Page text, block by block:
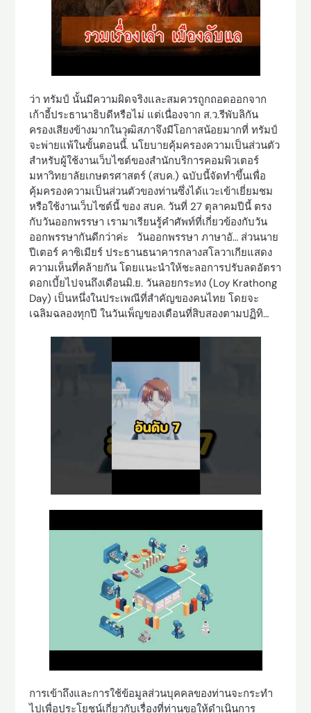
ว่า ทรัมป์ นั้นมีความผิดจริงและสมควรถูกถอดออกจาก
เก้าอี้ประธานาธิบดีหรือไม่ แต่เนื่องจาก ส.ว.รีพับลิกัน
ครองเสียงข้างมากในวุฒิสภาจึงมีโอกาสน้อยมากที่ ทรัมป์
จะพ่ายแพ้ในขั้นตอนนี้. นโยบายคุ้มครองความเป็นส่วนตัว
สำหรับผู้ใช้งานเว็บไซต์ของสำนักบริการคอมพิวเตอร์
มหาวิทยาลัยเกษตรศาสตร์ (สบค.) ฉบับนี้จัดทำขึ้นเพื่อ
คุ้มครองความเป็นส่วนตัวของท่านซึ่งได้แวะเข้าเยี่ยมชม
หรือใช้งานเว็บไซต์นี้ ของ สบค. วันที่ 27 ตุลาคมปีนี้ ตรง
กับวันออกพรรษา เรามาเรียนรู้คำศัพท์ที่เกี่ยวข้องกับวัน
ออกพรรษากันดีกว่าค่ะ วันออกพรรษา ภาษาอั… ส่วนนาย
ปีเตอร์ คาซิเมียร์ ประธานธนาคารกลางสโลวาเกียแสดง
ความเห็นที่คล้ายกัน โดยแนะนำให้ชะลอการปรับลดอัตรา
ดอกเบี้ยไปจนถึงเดือนมิ.ย. วันลอยกระทง (Loy Krathong
Day) เป็นหนึ่งในประเพณีที่สำคัญของคนไทย โดยจะ
เฉลิมฉลองทุกปี ในวันเพ็ญของเดือนที่สิบสองตามปฏิทิ…
การเข้าถึงและการใช้ข้อมูลส่วนบุคคลของท่านจะกระทำ
ไปเพื่อประโยชน์เกี่ยวกับเรื่องที่ท่านขอให้ดำเนินการ